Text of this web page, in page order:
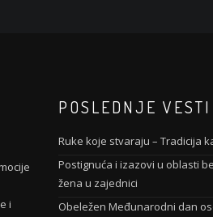
i
POSLEDNJE VESTI
Ruke koje stvaraju – Tradicija
Postignuća i izazovi u oblasti
žena u zajednici
Obeležen Međunarodni dan